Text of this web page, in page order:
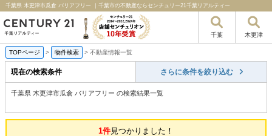
千葉県 木更津市瓜倉 バリアフリー ｜千葉市の不動産ならセンチュリー21千葉リアルティー
千葉 木更津
TOPページ > 物件検索 > 不動産情報一覧
現在の検索条件 さらに条件を絞り込む
千葉県 木更津市瓜倉 バリアフリー の検索結果一覧
1件見つかりました！